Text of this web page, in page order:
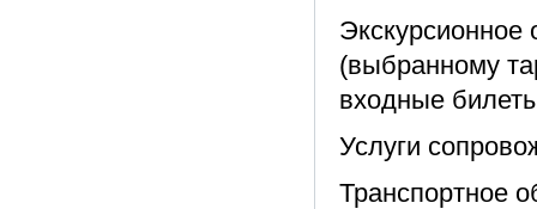
Экскурсионное
(выбранному
входные
Услуги
Транспортное